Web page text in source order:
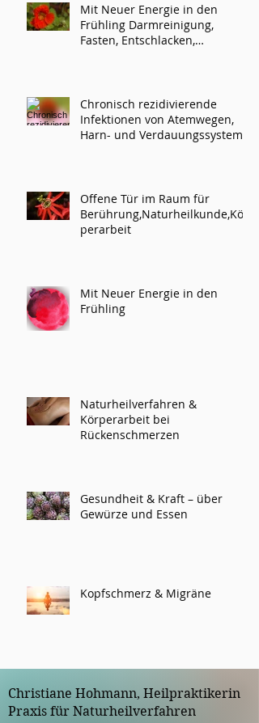
Mit Neuer Energie in den
Frühling Darmreinigung,
Fasten, Entschlacken,
Chronisch rezidivierende
Infektionen von Atemwegen,
Harn- und Verdauungssystem
Offene Tür im Raum für
Berührung,Naturheilkunde,Kör
perarbeit
Mit Neuer Energie in den
Frühling
Naturheilverfahren &
Körperarbeit bei
Rückenschmerzen
Gesundheit & Kraft – über
Gewürze und Essen
Kopfschmerz & Migräne
Christiane Hohmann, Heilpraktikerin
Praxis für Naturheilverfahren